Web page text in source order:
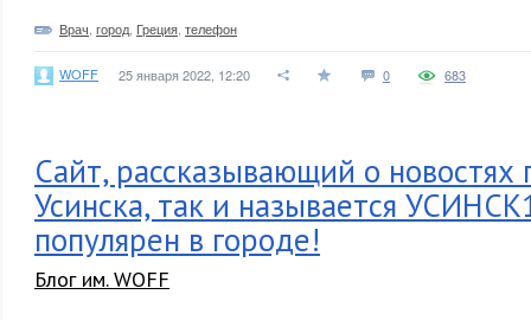
Врач город Греция телефон
WOFF 25 января 2022, 12:20 0 683
Сайт, рассказывающий о новостях
Усинска, так и называется
популярен в городе!
Блог им. WOFF